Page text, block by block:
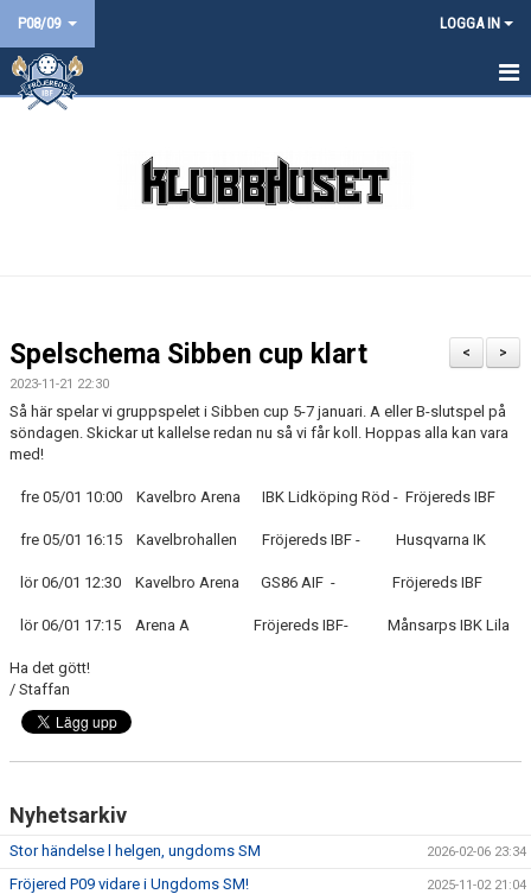
P08/09 LOGGA IN
BILDGALLERI
DOKUMENT
>
<
Spelschema Sibben cup klart
2023-11-21 22:30
Så här spelar vi gruppspelet i Sibben cup 5-7 januari. A eller B-slutspel på
söndagen. Skickar ut kallelse redan nu så vi får koll. Hoppas alla kan vara
med!
fre 05/01 10:00 Kavelbro Arena IBK Lidköping Röd - Fröjereds IBF
fre 05/01 16:15 Kavelbrohallen Fröjereds IBF - Husqvarna IK
lör 06/01 12:30 Kavelbro Arena GS86 AIF - Fröjereds IBF
lör 06/01 17:15 Arena A Fröjereds IBF- Månsarps IBK Lila
Ha det gött!
/ Staffan
Nyhetsarkiv
Stor händelse l helgen, ungdoms SM 2026-02-06 23:34
Fröjered P09 vidare i Ungdoms SM! 2025-11-02 21:04